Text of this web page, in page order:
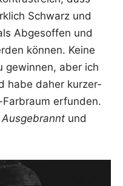
Schwarz und
Abge­sof­fen und
kön­nen. Kei­ne
gewin­nen, aber ich
habe daher kur­zer­
erfun­den.
Aus­ge­brannt und